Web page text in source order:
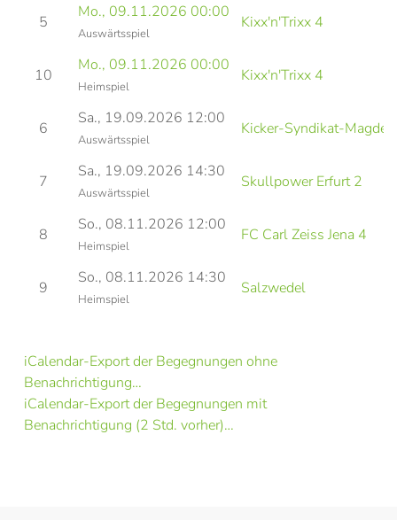
5
Mo., 09.11.2026 00:00
Auswärtsspiel
Kixx'n'Trixx 4
10
Mo., 09.11.2026 00:00
Heimspiel
Kixx'n'Trixx 4
6
Sa., 19.09.2026 12:00
Auswärtsspiel
Kicker-Syndikat-
7
Sa., 19.09.2026 14:30
Auswärtsspiel
Skullpower Erfurt 2
8
So., 08.11.2026 12:00
Heimspiel
FC Carl Zeiss Jena 4
9
So., 08.11.2026 14:30
Heimspiel
Salzwedel
iCalendar-Export der Begegnungen ohne
Benachrichtigung…
iCalendar-Export der Begegnungen mit
Benachrichtigung (2 Std. vorher)…